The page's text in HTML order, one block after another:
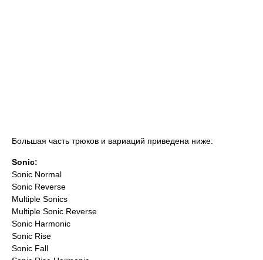
Большая часть трюков и вариаций приведена ниже:
Sonic:
Sonic Normal
Sonic Reverse
Multiple Sonics
Multiple Sonic Reverse
Sonic Harmonic
Sonic Rise
Sonic Fall